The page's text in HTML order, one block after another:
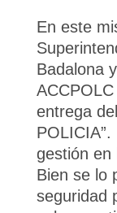
En este
Badalona
entrega
gestión en
Bien se lo
seguridad